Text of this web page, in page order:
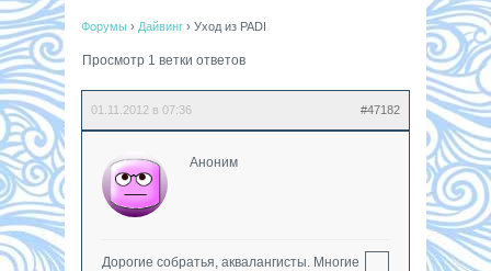
Форумы › Дайвинг › Уход из PADI
Просмотр 1 ветки ответов
01.11.2012 в 07:36 #47182
Аноним
Дорогие собратья, аквалангисты. Многие